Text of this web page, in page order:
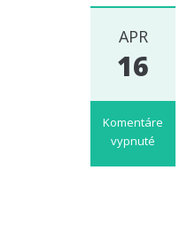
APR
16
Komentáre
vypnuté